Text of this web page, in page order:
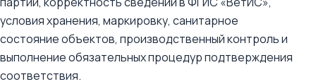
условия хранения, маркировку, санитарное
состояние объектов, производственный контроль и
выполнение обязательных процедур подтверждения
соответствия.